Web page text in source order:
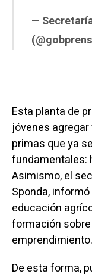
—
Esta planta de
jóvenes
primas que ya
fundamentales:
Asimismo, el
Sponda,
educación
formación
emprendimiento.
De esta forma,